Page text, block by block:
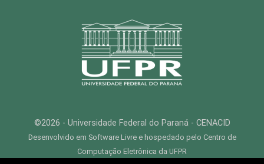
©2026 - Universidade Federal do Paraná - CENACID
Desenvolvido em Software Livre e hospedado pelo Centro de
Computação Eletrônica da UFPR